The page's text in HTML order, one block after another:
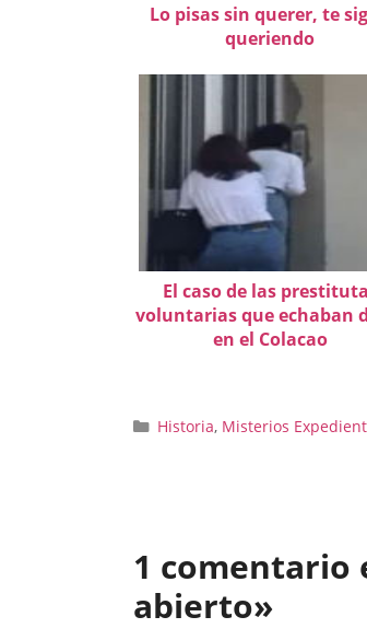
Lo pisas sin querer, te
queriendo
El caso de las
voluntarias que echaban
en el Colacao
Categorías
Historia, Misterios
1 comentario
abierto»